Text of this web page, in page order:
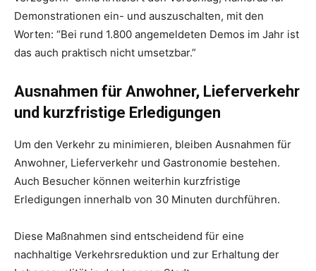
Demonstrationen ein- und auszuschalten, mit den
Worten: “Bei rund 1.800 angemeldeten Demos im Jahr ist
das auch praktisch nicht umsetzbar.”
Ausnahmen für Anwohner, Lieferverkehr
und kurzfristige Erledigungen
Um den Verkehr zu minimieren, bleiben Ausnahmen für
Anwohner, Lieferverkehr und Gastronomie bestehen.
Auch Besucher können weiterhin kurzfristige
Erledigungen innerhalb von 30 Minuten durchführen.
Diese Maßnahmen sind entscheidend für eine
nachhaltige Verkehrsreduktion und zur Erhaltung der